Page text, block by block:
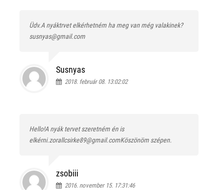
Üdv.A nyáktrvet elkérhetném ha meg van még valakinek?
susnyas@gmail.com
Susnyas
2018. február 08. 13:02:02
Hello!A nyák tervet szeretném én is
elkérni.zorallcsirke89@gmail.comKöszönöm szépen.
zsobiii
2016. november 15. 17:31:46